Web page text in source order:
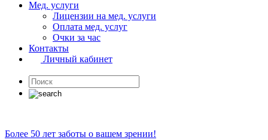
Мед. услуги
Лицензии на мед. услуги
Оплата мед. услуг
Очки за час
Контакты
Личный кабинет
Более 50 лет заботы о вашем зрении!